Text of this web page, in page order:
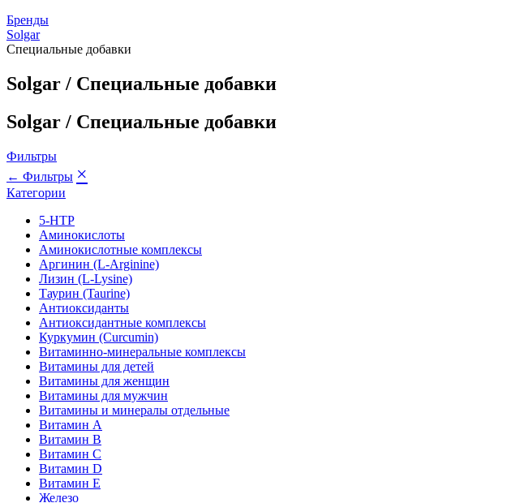
Бренды
Solgar
Специальные добавки
Solgar / Специальные добавки
Solgar / Специальные добавки
Фильтры
← Фильтры ×
Категории
5-HTP
Аминокислоты
Аминокислотные комплексы
Аргинин (L-Arginine)
Лизин (L-Lysine)
Таурин (Taurine)
Антиоксиданты
Антиоксидантные комплексы
Куркумин (Curcumin)
Витаминно-минеральные комплексы
Витамины для детей
Витамины для женщин
Витамины для мужчин
Витамины и минералы отдельные
Витамин A
Витамин B
Витамин C
Витамин D
Витамин E
Железо